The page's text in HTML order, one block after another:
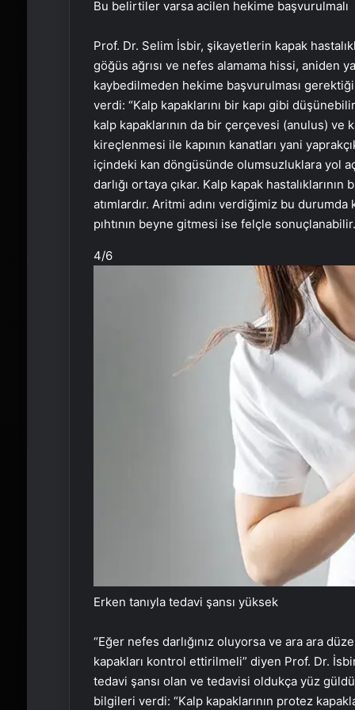
Bu belirtiler varsa acilen hekime başvurulmalı
Prof. Dr. Selim İsbir, şikayetlerin kapak
göğüs ağrısı ve nefes alamama hissi, aniden
kaybedilmeden hekime başvurulması
verdi: “Kalp kapaklarını bir kapı gibi
kalp kapaklarının da bir çerçevesi (anulus) ve
kireçlenmesi ile kapının kanatları yani
içindeki kan döngüsünde olumsuzluklara yol
darlığı ortaya çıkar. Kalp kapak
atımlardır. Aritmi adını verdiğimiz bu
pıhtının beyne gitmesi ise felçle
4/6
Erken tanıyla tedavi şansı yüksek
“Eğer nefes darlığınız oluyorsa ve ara ara
kapakları kontrol ettirilmeli” diyen Prof. Dr.
tedavi şansı olan ve tedavisi oldukça yüz
bilgileri verdi: “Kalp kapaklarının protez